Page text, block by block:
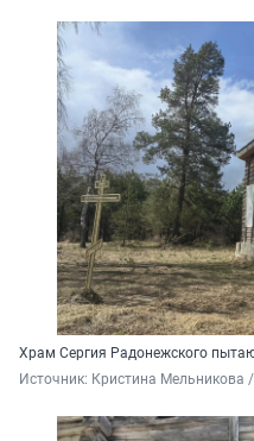
Храм Сергия Радонежского
Источник: Кристина Мельникова /